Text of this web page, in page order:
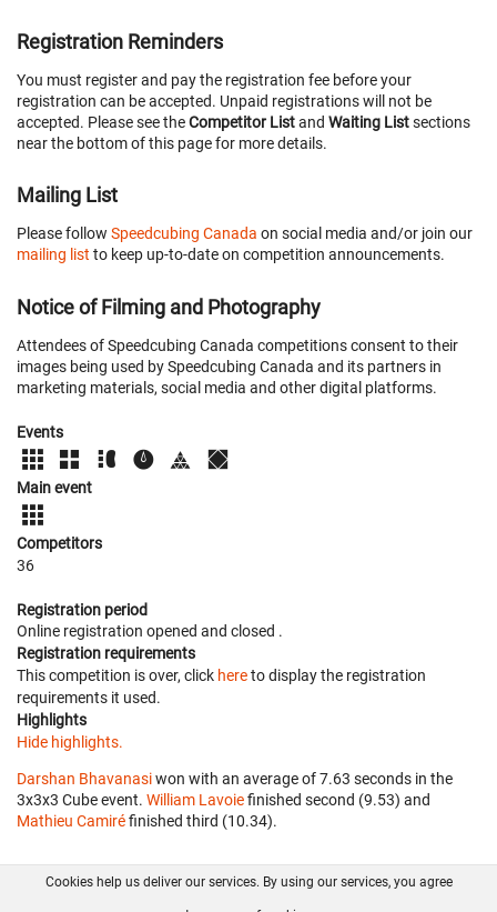
Registration Reminders
You must register and pay the registration fee before your
registration can be accepted. Unpaid registrations will not be
accepted. Please see theCompetitor Listand Waiting Listsections
near the bottom of this page for more details.
Mailing List
Please follow Speedcubing Canada on social media and/or join our
mailing list to keep up-to-date on competition announcements.
Notice of Filming and Photography
Attendees of Speedcubing Canada competitions consent to their
images being used by Speedcubing Canada and its partners in
marketing materials, social media and other digital platforms.
Events
Main event
Competitors
36
Registration period
Online registration opened and closed .
Registration requirements
This competition is over, click hereto display the registration
requirements it used.
Highlights
Hide highlights.
Darshan Bhavanasiwon with an average of 7.63 seconds in the
3x3x3 Cube event. William Lavoiefinished second (9.53) and
Mathieu Camiréfinished third (10.34).
Cookies help us deliver our services. By using our services, you agree